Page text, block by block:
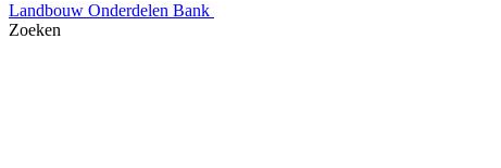
Landbouw Onderdelen Bank
Zoeken